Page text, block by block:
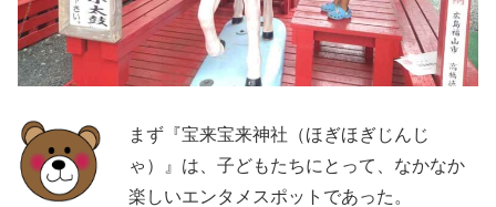
まず『宝来宝来神社（ほぎほぎじんじ
ゃ）』は、子どもたちにとって、なかなか
楽しいエンタメスポットであった。